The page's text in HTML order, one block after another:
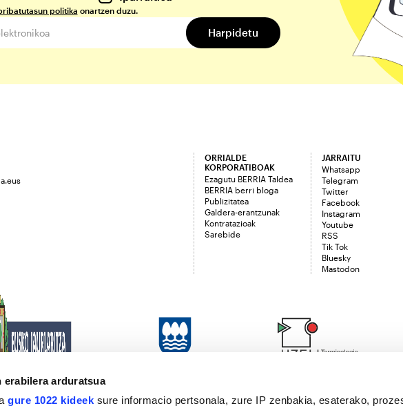
erabilera arduratsua
gure 1022 kideek sure informacio pertsonala, zure IP zenbakia, esaterako,
politika onartzen duzu.
ORRIALDE
KORPORATIBOAK
Ezagutu BERRIA Taldea
BERRIA berri bloga
Publizitatea
Galdera-erantzunak
Kontratazioak
Sarebide
JARRAITU
Whatsapp
Telegram
Twitter
Facebook
Instagram
Youtube
RSS
Tik Tok
Bluesky
Mastodon